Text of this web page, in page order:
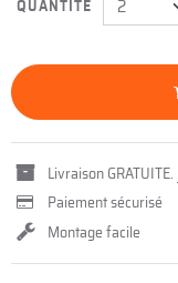
QUANTITÉ
Livraison GRATUITE.
Paiement sécurisé
Montage facile